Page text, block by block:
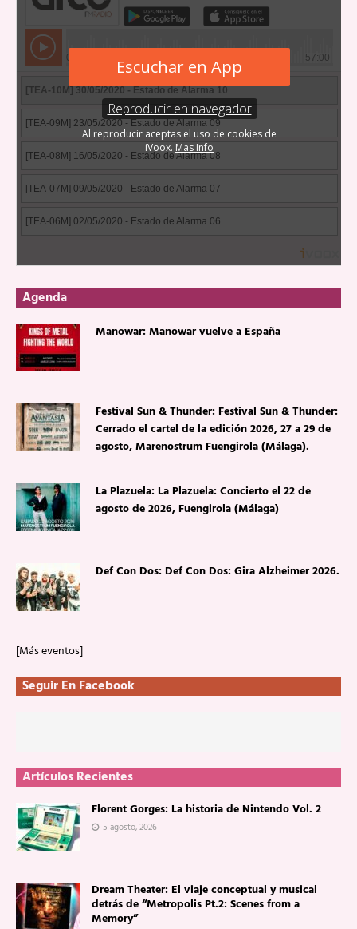
Agenda
Manowar: Manowar vuelve a España
Festival Sun & Thunder: Festival Sun & Thunder:
Cerrado el cartel de la edición 2026, 27 a 29 de
agosto, Marenostrum Fuengirola (Málaga).
La Plazuela: La Plazuela: Concierto el 22 de
agosto de 2026, Fuengirola (Málaga)
Def Con Dos: Def Con Dos: Gira Alzheimer 2026.
[Más eventos]
Seguir En Facebook
Artículos Recientes
Florent Gorges: La historia de Nintendo Vol. 2
5 agosto, 2026
Dream Theater: El viaje conceptual y musical
detrás de “Metropolis Pt.2: Scenes from a
Memory”